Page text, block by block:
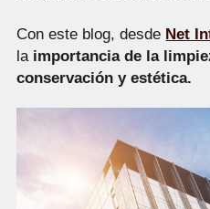
Con este blog, desde Net
la importancia de la
conservación y estética.